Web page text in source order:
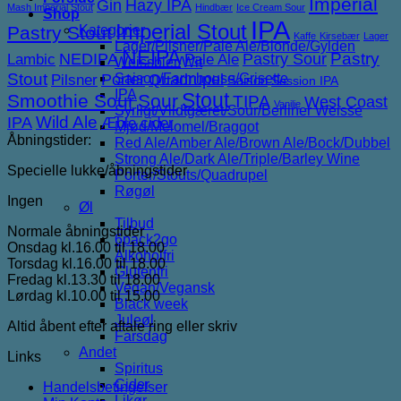
Shop
Kategorier
Lager/Pilsner/Pale Ale/Blonde/Gylden
Weissbier/Wit
Saison/Farmhouse/Grisette
IPA
Syrligt/Vildtgæret/Sour/Berliner Weisse
Mjød/Melomel/Braggot
Red Ale/Amber Ale/Brown Ale/Bock/Dubbel
Strong Ale/Dark Ale/Triple/Barley Wine
Porter/Stouts/Quadrupel
Røgøl
Øl
Tilbud
6pack2go
Alkoholfri
Glutenfri
Vegan/Vegansk
Black week
Juleøl
Farsdag
Andet
Spiritus
Cider
Mash Imperial Stout Gin Hazy IPA Hindbær Ice Cream Sour
Pastry Stout Imperial Stout IPA Kaffe Kirsebær Lager
Lambic NEDIPANEIPA Pale Ale Pastry SourPastry
Stout Pilsner Porter Quadrupel Saison Session IPA
Smoothie SourSourStoutTIPA Vanilje West Coast
IPAWild Ale Æble cider
Åbningstider:
Specielle lukke/åbningstider
Ingen
Normale åbningstider
Onsdag kl.16.00 til 18.00
Torsdag kl.16.00 til 18.00
Fredag kl.13.30 til 18.00
Lørdag kl.10.00 til 15.00
Altid åbent efter aftale ring eller skriv
Links
Handelsbetingelser